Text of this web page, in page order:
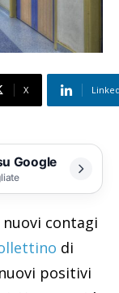
X
Google
nuovi contagi
di
positivi